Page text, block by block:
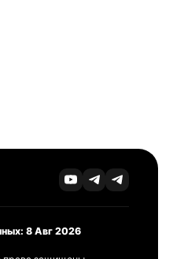
8 Авг 2026